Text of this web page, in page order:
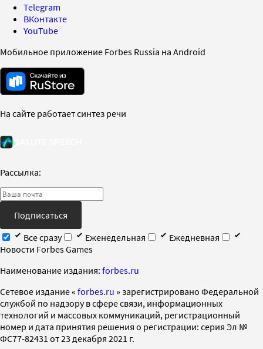
Telegram
ВКонтакте
YouTube
Мобильное приложение Forbes Russia на Android
На сайте работает синтез речи
Рассылка:
Подписаться
Все сразу
Еженедельная
Ежедневная
Новости Forbes Games
Наименование издания: forbes.ru
Cетевое издание « forbes.ru » зарегистрировано Федеральной
службой по надзору в сфере связи, информационных
технологий и массовых коммуникаций, регистрационный
номер и дата принятия решения о регистрации: серия Эл №
ФС77-82431 от 23 декабря 2021 г.